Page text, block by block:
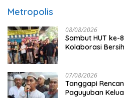
Metropolis
08/08/2026
Sambut HUT ke-
Kolaborasi
07/08/2026
Tanggapi
Paguyuban